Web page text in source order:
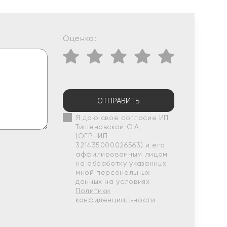
Оценка:
ОТПРАВИТЬ
Я даю свое согласие ИП
Тишеновской О.А.
(ОГРНИП
321435000026563) и его
аффилированным лицам
на обработку указанных
мной персональных
данных на условиях
Политики
конфиденциальности